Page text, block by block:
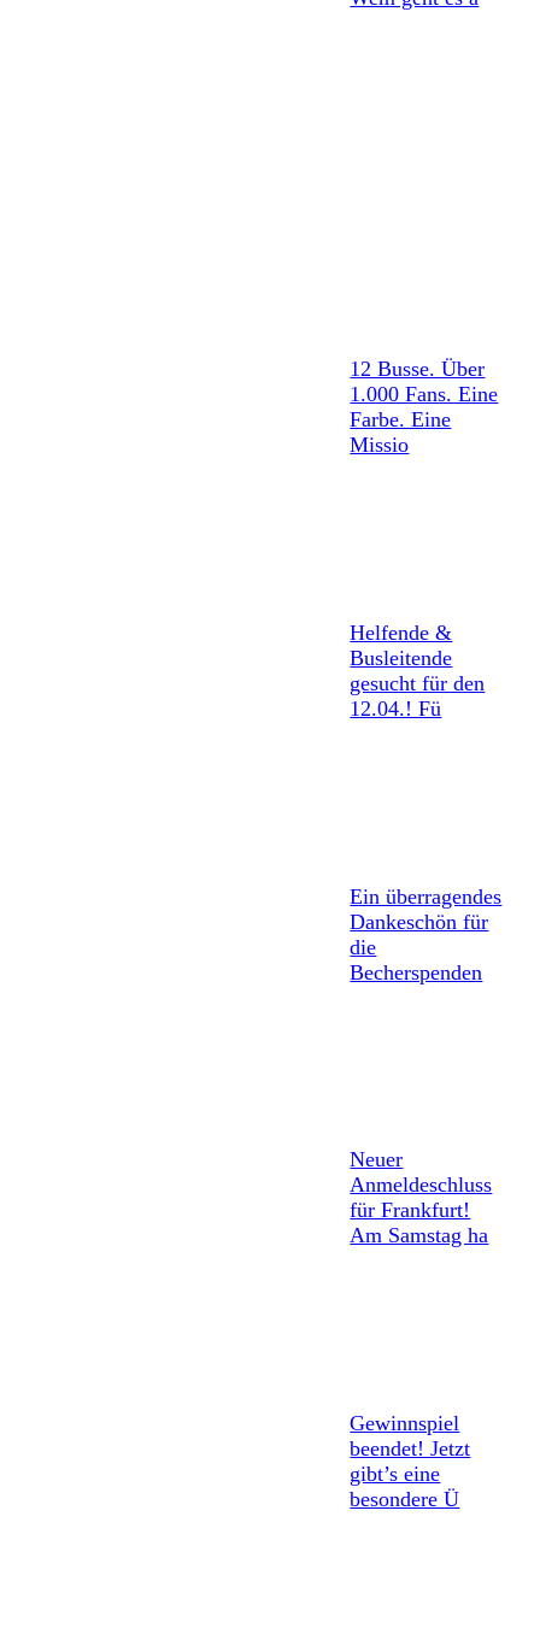
12 Busse. Über
1.000 Fans. Eine
Farbe. Eine
Missio
Helfende &
Busleitende
gesucht für den
12.04.! Fü
Ein überragendes
Dankeschön für
die
Becherspenden
Neuer
Anmeldeschluss
für Frankfurt!
Am Samstag ha
Gewinnspiel
beendet! Jetzt
gibt’s eine
besondere Ü